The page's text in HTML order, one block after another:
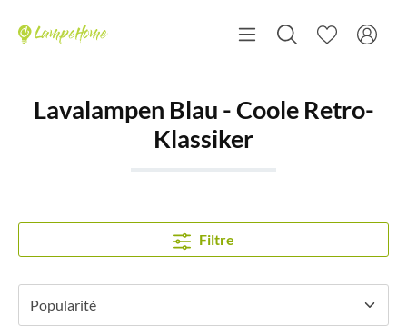
Lavalampen Blau - Coole Retro-
Klassiker
Filtre